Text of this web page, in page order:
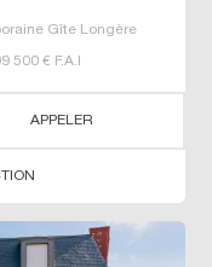
Gîte Longère
500 € F.A.I
APPELER